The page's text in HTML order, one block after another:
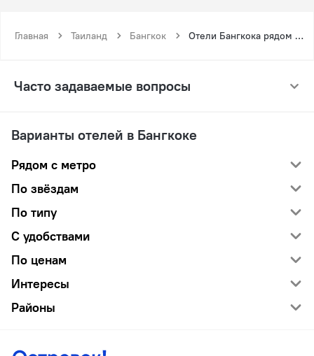
Главная Таиланд Бангкок Отели Бангкока рядом с метро Пхахонйотхин 59
Часто задаваемые вопросы
Варианты отелей в Бангкоке
Рядом с метро
По звёздам
По типу
С удобствами
По ценам
Интересы
Районы